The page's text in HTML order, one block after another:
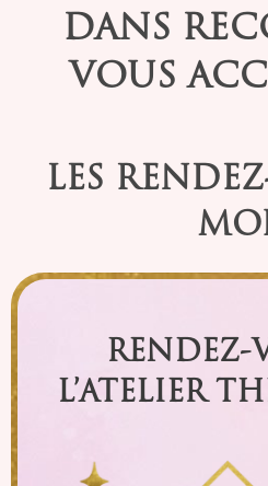
DANS
VOUS
LES
RENDEZ-
L’ATELIER